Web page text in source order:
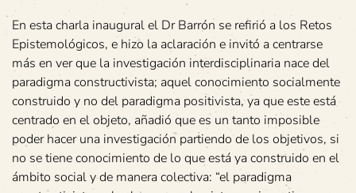
En esta charla inaugural el Dr Barrón se refirió a los Retos
Epistemológicos, e hizo la aclaración e invitó a centrarse
más en ver que la investigación interdisciplinaria nace del
paradigma constructivista; aquel conocimiento socialmente
construido y no del paradigma positivista, ya que este está
centrado en el objeto, añadió que es un tanto imposible
poder hacer una investigación partiendo de los objetivos, si
no se tiene conocimiento de lo que está ya construido en el
ámbito social y de manera colectiva: “el paradigma